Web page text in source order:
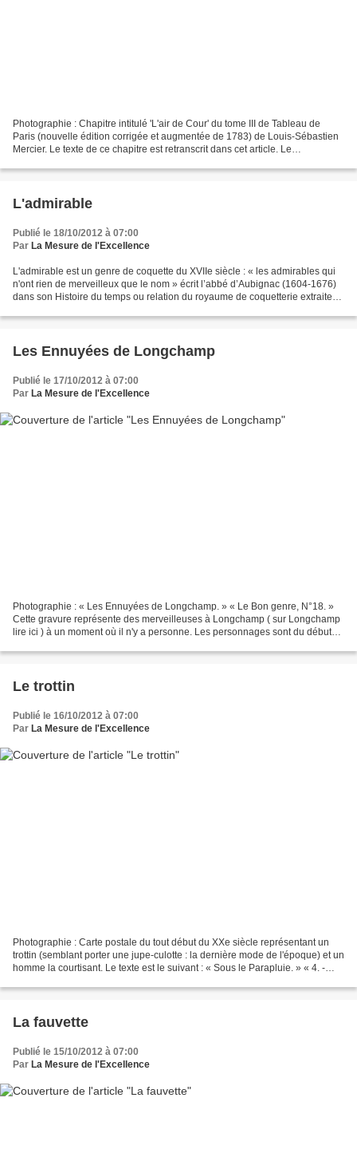
Photographie : Chapitre intitulé 'L'air de Cour' du tome III de Tableau de
Paris (nouvelle édition corrigée et augmentée de 1783) de Louis-Sébastien
Mercier. Le texte de ce chapitre est retranscrit dans cet article. Le
L'admirable
Publié le 18/10/2012 à 07:00
Par La Mesure de l'Excellence
L'admirable est un genre de coquette du XVIIe siècle : « les admirables qui
n'ont rien de merveilleux que le nom » écrit l’abbé d’Aubignac (1604-1676)
dans son Histoire du temps ou relation du royaume de coquetterie extraite
Les Ennuyées de Longchamp
Publié le 17/10/2012 à 07:00
Par La Mesure de l'Excellence
Photographie : « Les Ennuyées de Longchamp. » « Le Bon genre, N°18. »
Cette gravure représente des merveilleuses à Longchamp ( sur Longchamp
lire ici ) à un moment où il n'y a personne. Les personnages sont du début
Le trottin
Publié le 16/10/2012 à 07:00
Par La Mesure de l'Excellence
Photographie : Carte postale du tout début du XXe siècle représentant un
trottin (semblant porter une jupe-culotte : la dernière mode de l'époque) et un
homme la courtisant. Le texte est le suivant : « Sous le Parapluie. » « 4. -
La fauvette
Publié le 15/10/2012 à 07:00
Par La Mesure de l'Excellence